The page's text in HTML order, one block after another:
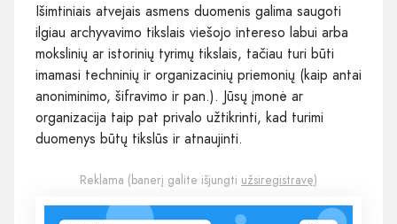
Išimtiniais atvejais asmens duomenis galima saugoti
ilgiau archyvavimo tikslais viešojo intereso labui arba
mokslinių ar istorinių tyrimų tikslais, tačiau turi būti
imamasi techninių ir organizacinių priemonių (kaip antai
anoniminimo, šifravimo ir pan.). Jūsų įmonė ar
organizacija taip pat privalo užtikrinti, kad turimi
duomenys būtų tikslūs ir atnaujinti.
Reklama (banerį galite išjungti užsiregistravę)